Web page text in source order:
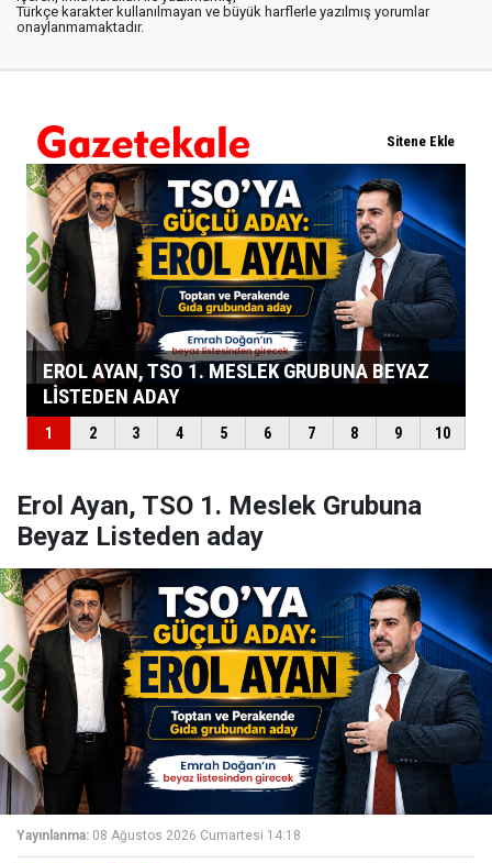
Türkçe karakter kullanılmayan ve büyük harflerle yazılmış yorumlar
onaylanmamaktadır.
Erol Ayan, TSO 1. Meslek Grubuna
Beyaz Listeden aday
Yayınlanma: 08 Ağustos 2026 Cumartesi 14:18